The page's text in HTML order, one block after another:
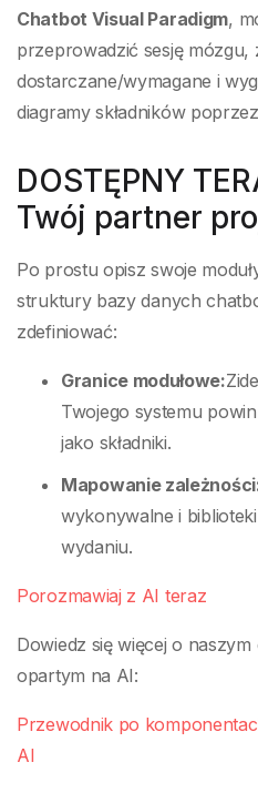
Chatbot Visual Paradigm,
przeprowadzić sesję
dostarczane/wymagane i
diagramy składników
DOSTĘPNY
Twój partner
Po prostu opisz swoje
struktury bazy danych
zdefiniować:
Granice modułowe:
Twojego systemu
jako składniki.
Mapowanie
wykonywalne i biblioteki
wydaniu.
Porozmawiaj z AI teraz
Dowiedz się więcej o
opartym na AI:
Przewodnik po
AI